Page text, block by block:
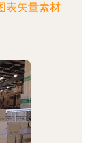
表矢量素材